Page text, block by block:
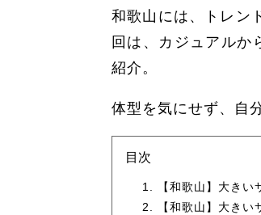
和歌山には、トレン
回は、カジュアルか
紹介。
体型を気にせず、自
目次
【和歌山】大き
【和歌山】大き